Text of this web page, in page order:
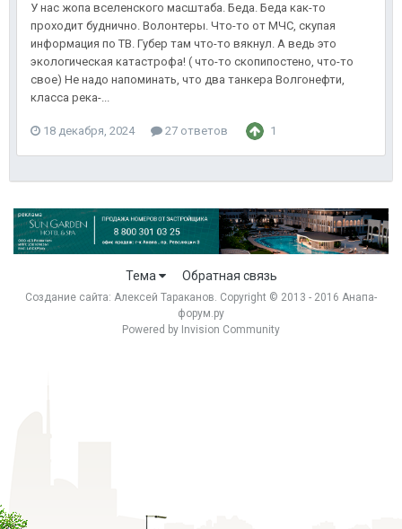
У нас жопа вселенского масштаба. Беда. Беда как-то
проходит буднично. Волонтеры. Что-то от МЧС, скупая
информация по ТВ. Губер там что-то вякнул. А ведь это
экологическая катастрофа! ( что-то скопипостено, что-то
свое) Не надо напоминать, что два танкера Волгонефти,
класса река-...
18 декабря, 2024 27 ответов 1
Тема Обратная связь
Создание сайта: Алексей Тараканов. Copyright © 2013 - 2016 Анапа-
форум.ру
Powered by Invision Community